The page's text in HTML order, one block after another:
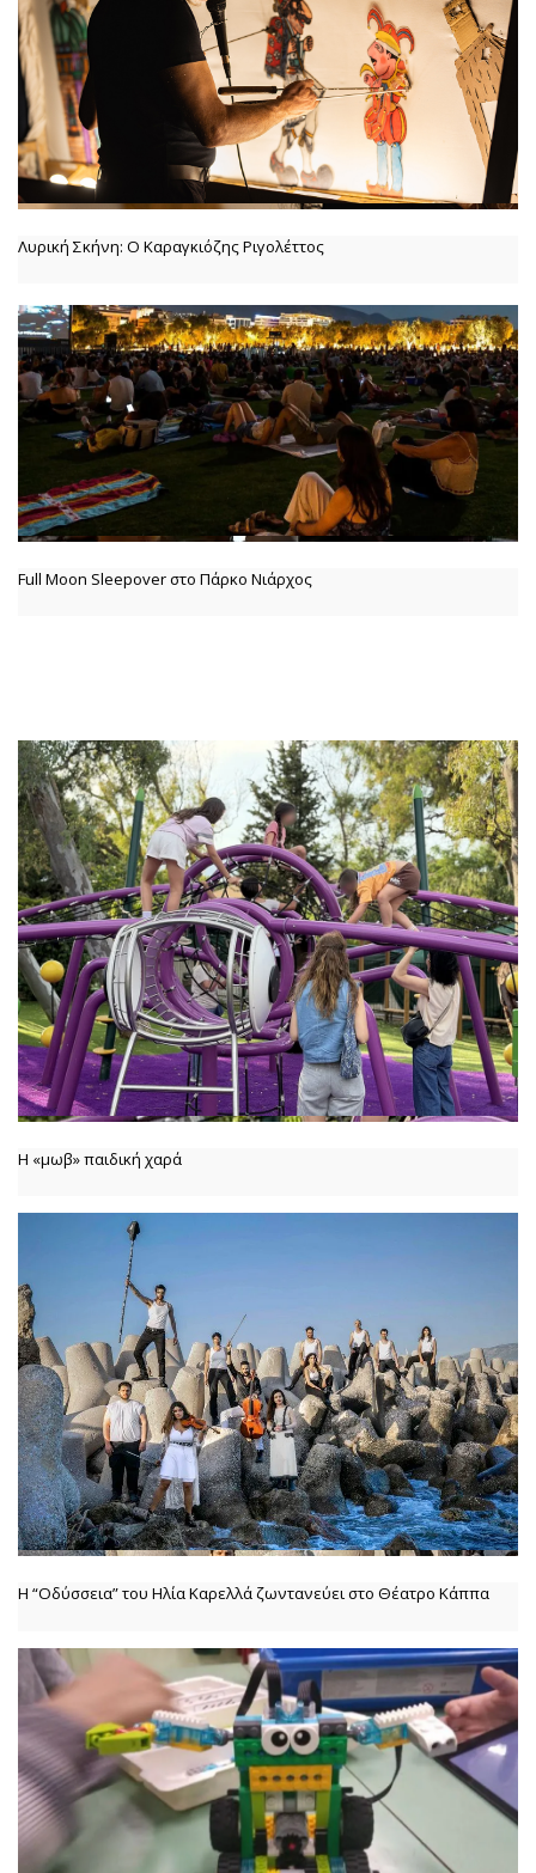
Λυρική Σκήνη: Ο Καραγκιόζης Ριγολέττος
Full Moon Sleepover στο Πάρκο Νιάρχος
Η «μωβ» παιδική χαρά
Η “Οδύσσεια” του Ηλία Καρελλά ζωντανεύει στο Θέατρο Κάππα